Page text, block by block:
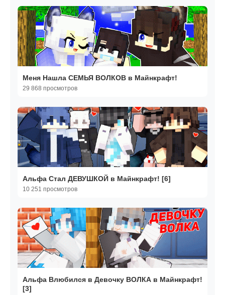
Меня Нашла СЕМЬЯ ВОЛКОВ в Майнкрафт!
29 868 просмотров
Альфа Стал ДЕВУШКОЙ в Майнкрафт! [6]
10 251 просмотров
Альфа Влюбился в Девочку ВОЛКА в Майнкрафт!
[3]